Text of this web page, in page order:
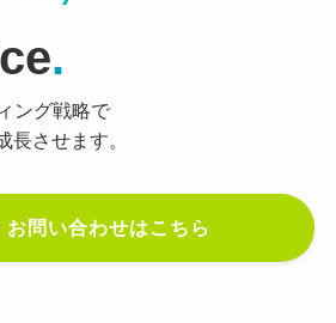
.
ング戦略で
長させます。
お問い合わせはこちら